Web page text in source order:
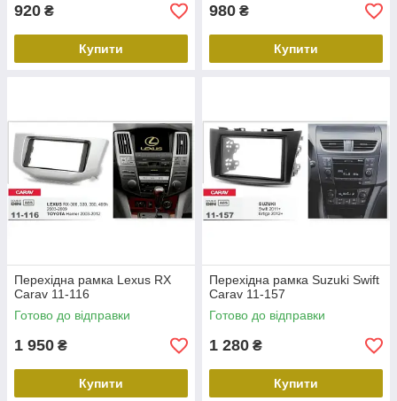
920 ₴
Купити
980 ₴
Купити
Перехідна рамка Lexus RX
Carav 11-116
Готово до відправки
1 950 ₴
Купити
Перехідна рамка Suzuki Swift
Carav 11-157
Готово до відправки
1 280 ₴
Купити